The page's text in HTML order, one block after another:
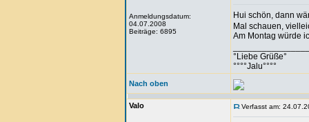
Anmeldungsdatum:
04.07.2008
Beiträge: 6895
Hui schön, dann
Mal schauen,
Am Montag würde
°Liebe Grüße°
°°°°Jalu°°°°
Nach oben
Valo Verfasst am: